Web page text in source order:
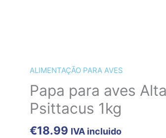
ALIMENTAÇÃO PARA AVES
Papa para aves
Psittacus 1kg
€18.99 IVA incluido
Quantidade
de
Papa
para
Alta